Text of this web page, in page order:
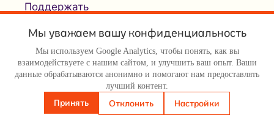
Поддержать
© Т-инвариант / T-invariant, 2026
Мы уважаем вашу конфиденциальность
Мы используем Google Analytics, чтобы понять, как вы
взаимодействуете с нашим сайтом, и улучшить ваш опыт. Ваши
данные обрабатываются анонимно и помогают нам предоставлять
лучший контент.
Принять Отклонить Настройки